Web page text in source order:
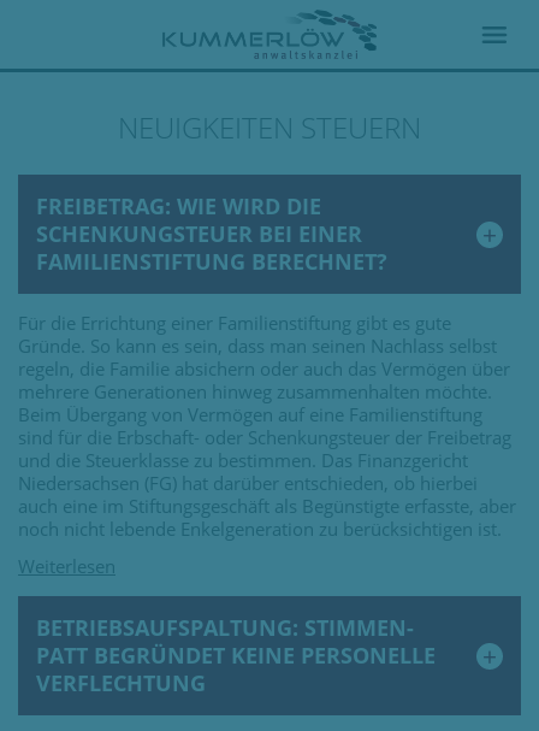
NEUIGKEITEN STEUERN
FREIBETRAG: WIE WIRD DIE
SCHENKUNGSTEUER BEI EINER
FAMILIENSTIFTUNG BERECHNET?
Für die Errichtung einer Familienstiftung gibt es gute
Gründe. So kann es sein, dass man seinen Nachlass selbst
regeln, die Familie absichern oder auch das Vermögen über
mehrere Generationen hinweg zusammenhalten möchte.
Beim Übergang von Vermögen auf eine Familienstiftung
sind für die Erbschaft- oder Schenkungsteuer der Freibetrag
und die Steuerklasse zu bestimmen. Das Finanzgericht
Niedersachsen (FG) hat darüber entschieden, ob hierbei
auch eine im Stiftungsgeschäft als Begünstigte erfasste, aber
noch nicht lebende Enkelgeneration zu berücksichtigen ist.
BETRIEBSAUFSPALTUNG: STIMMEN-
PATT BEGRÜNDET KEINE PERSONELLE
VERFLECHTUNG